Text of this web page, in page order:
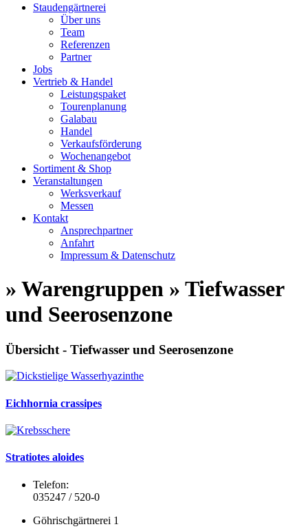
Staudengärtnerei
Über uns
Team
Referenzen
Partner
Jobs
Vertrieb & Handel
Leistungspaket
Tourenplanung
Galabau
Handel
Verkaufsförderung
Wochenangebot
Sortiment & Shop
Veranstaltungen
Werksverkauf
Messen
Kontakt
Ansprechpartner
Anfahrt
Impressum & Datenschutz
» Warengruppen » Tiefwasser
und Seerosenzone
Übersicht - Tiefwasser und Seerosenzone
Eichhornia crassipes
Stratiotes aloides
Telefon:
035247 / 520-0
Göhrischgärtnerei 1